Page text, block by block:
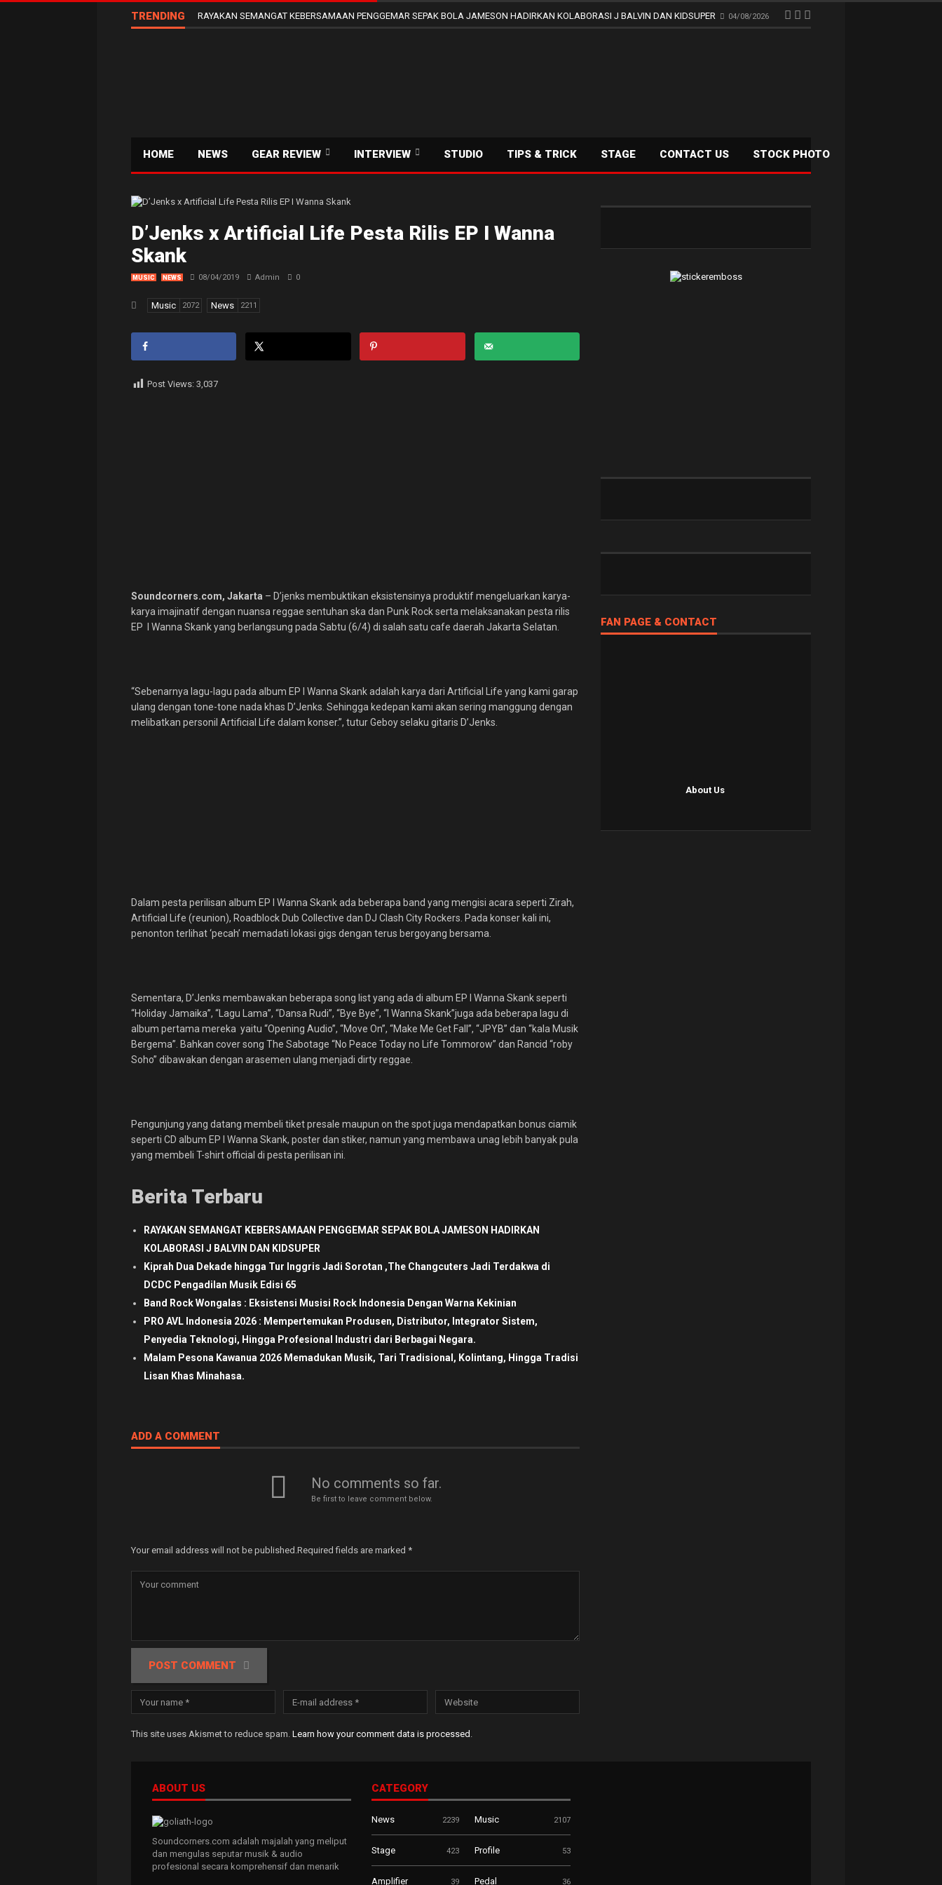
TRENDING RAYAKAN SEMANGAT KEBERSAMAAN PENGGEMAR SEPAK BOLA JAMESON HADIRKAN KOLABORASI J BALVIN DAN KIDSUPER 04/08/2026
HOME NEWS GEAR REVIEW INTERVIEW STUDIO TIPS & TRICK STAGE CONTACT US STOCK PHOTO
D’Jenks x Artificial Life Pesta Rilis EP I Wanna
Skank
MUSIC NEWS 08/04/2019 Admin 0
Music 2072 News 2211
Post Views: 3,037
Soundcorners.com, Jakarta – D’jenks membuktikan eksistensinya produktif mengeluarkan karya-
karya imajinatif dengan nuansa reggae sentuhan ska dan Punk Rock serta melaksanakan pesta rilis
EP I Wanna Skank yang berlangsung pada Sabtu (6/4) di salah satu cafe daerah Jakarta Selatan.
“Sebenarnya lagu-lagu pada album EP I Wanna Skank adalah karya dari Artificial Life yang kami garap
ulang dengan tone-tone nada khas D’Jenks. Sehingga kedepan kami akan sering manggung dengan
melibatkan personil Artificial Life dalam konser.”, tutur Geboy selaku gitaris D’Jenks.
Dalam pesta perilisan album EP I Wanna Skank ada beberapa band yang mengisi acara seperti Zirah,
Artificial Life (reunion), Roadblock Dub Collective dan DJ Clash City Rockers. Pada konser kali ini,
penonton terlihat ‘pecah’ memadati lokasi gigs dengan terus bergoyang bersama.
Sementara, D’Jenks membawakan beberapa song list yang ada di album EP I Wanna Skank seperti
“Holiday Jamaika”, “Lagu Lama”, “Dansa Rudi”, “Bye Bye”, “I Wanna Skank”juga ada beberapa lagu di
album pertama mereka yaitu “Opening Audio”, “Move On”, “Make Me Get Fall”, “JPYB” dan “kala Musik
Bergema”. Bahkan cover song The Sabotage “No Peace Today no Life Tommorow” dan Rancid “roby
Soho” dibawakan dengan arasemen ulang menjadi dirty reggae.
Pengunjung yang datang membeli tiket presale maupun on the spot juga mendapatkan bonus ciamik
seperti CD album EP I Wanna Skank, poster dan stiker, namun yang membawa unag lebih banyak pula
yang membeli T-shirt official di pesta perilisan ini.
Berita Terbaru
RAYAKAN SEMANGAT KEBERSAMAAN PENGGEMAR SEPAK BOLA JAMESON HADIRKAN
KOLABORASI J BALVIN DAN KIDSUPER
Kiprah Dua Dekade hingga Tur Inggris Jadi Sorotan ,The Changcuters Jadi Terdakwa di
DCDC Pengadilan Musik Edisi 65
Band Rock Wongalas : Eksistensi Musisi Rock Indonesia Dengan Warna Kekinian
PRO AVL Indonesia 2026 : Mempertemukan Produsen, Distributor, Integrator Sistem,
Penyedia Teknologi, Hingga Profesional Industri dari Berbagai Negara.
Malam Pesona Kawanua 2026 Memadukan Musik, Tari Tradisional, Kolintang, Hingga Tradisi
Lisan Khas Minahasa.
ADD A COMMENT
No comments so far.
Be first to leave comment below.
Your email address will not be published.Required fields are marked *
POST COMMENT
This site uses Akismet to reduce spam. Learn how your comment data is processed .
FAN PAGE & CONTACT
About Us
ABOUT US
Soundcorners.com adalah majalah yang meliput
dan mengulas seputar musik & audio
profesional secara komprehensif dan menarik
CATEGORY
News 2239 Music 2107
Stage 423 Profile 53
Amplifier 39 Pedal 36